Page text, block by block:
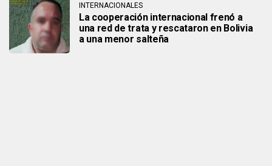
INTERNACIONALES
La cooperación internacional frenó a
una red de trata y rescataron en Bolivia
a una menor salteña